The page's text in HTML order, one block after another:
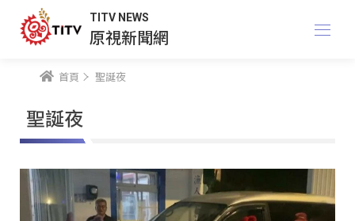
TITV NEWS
原視新聞網
首頁 聖誕夜
聖誕夜